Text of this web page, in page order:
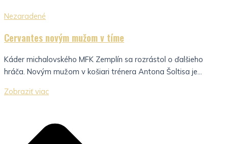
Nezaradené
Cervantes novým mužom v tíme
Káder michalovského MFK Zemplín sa rozrástol o ďalšieho
hráča. Novým mužom v košiari trénera Antona Šoltisa je...
Zobraziť viac